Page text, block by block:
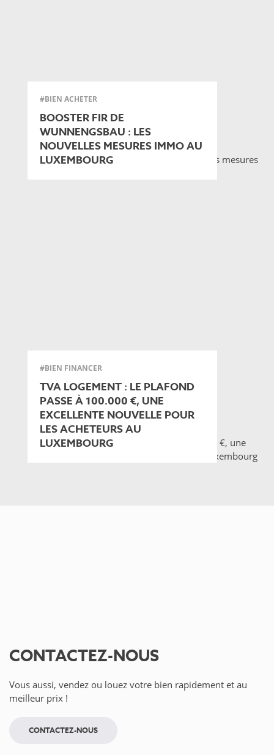
#BIEN ACHETER
BOOSTER FIR DE
WUNNENGSBAU : LES
NOUVELLES MESURES IMMO AU
LUXEMBOURG
#BIEN FINANCER
TVA LOGEMENT : LE PLAFOND
PASSE À 100.000 €, UNE
EXCELLENTE NOUVELLE POUR
LES ACHETEURS AU
LUXEMBOURG
CONTACTEZ-NOUS
Vous aussi, vendez ou louez votre bien rapidement et au
meilleur prix !
CONTACTEZ-NOUS